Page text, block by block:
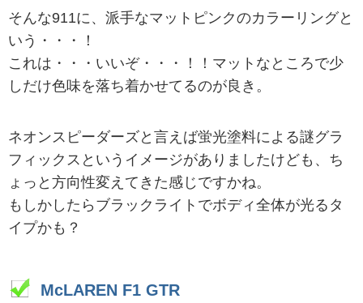
そんな911に、派手なマットピンクのカラーリングと
いう・・・！
これは・・・いいぞ・・・！！マットなところで少
しだけ色味を落ち着かせてるのが良き。
ネオンスピーダーズと言えば蛍光塗料による謎グラ
フィックスというイメージがありましたけども、ち
ょっと方向性変えてきた感じですかね。
もしかしたらブラックライトでボディ全体が光るタ
イプかも？
McLAREN F1 GTR